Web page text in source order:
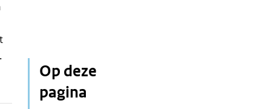
Op deze
pagina